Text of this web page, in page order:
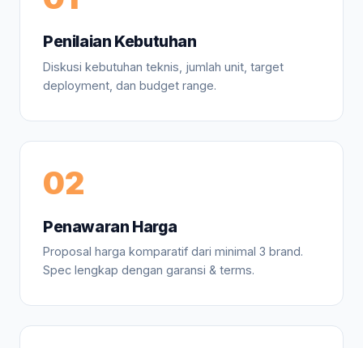
Penilaian Kebutuhan
Diskusi kebutuhan teknis, jumlah unit, target
deployment, dan budget range.
02
Penawaran Harga
Proposal harga komparatif dari minimal 3 brand.
Spec lengkap dengan garansi & terms.